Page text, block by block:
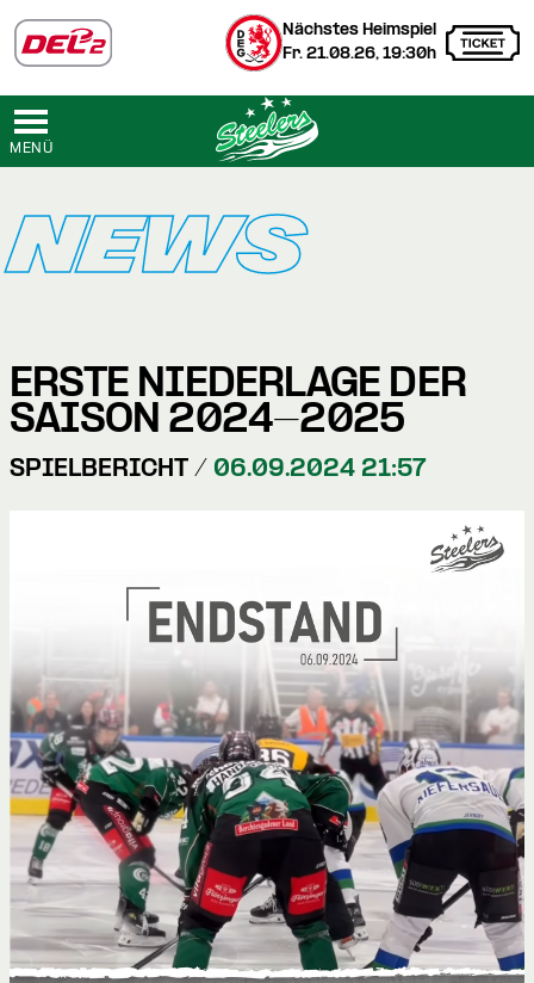
Nächstes Heimspiel
Fr. 21.08.26, 19:30h
MENÜ
NEWS
ERSTE NIEDERLAGE DER
SAISON 2024-2025
SPIELBERICHT / 06.09.2024 21:57